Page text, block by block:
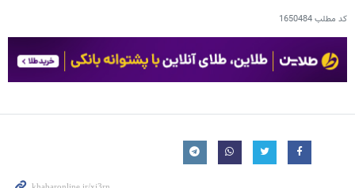
کد مطلب1650484